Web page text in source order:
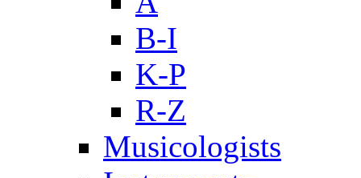
B-I
K-P
R-Z
Musicologists